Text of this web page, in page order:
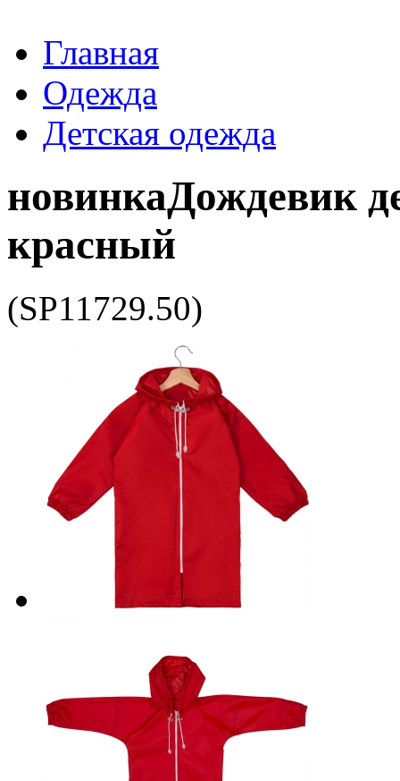
Главная
Одежда
Детская одежда
новинкаДождевик
красный
(SP11729.50)